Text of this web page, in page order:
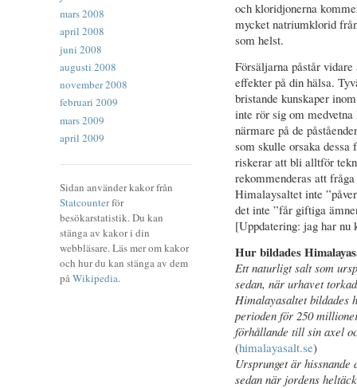
mars 2008
april 2008
juni 2008
augusti 2008
november 2008
februari 2009
mars 2009
april 2009
Sidan använder kakor från
Statcounterför
besökarstatistik. Du kan
stänga av kakor i din
webbläsare. Läs mer om kakor
och hur du kan stänga av dem
påWikipedia.
och kloridjonerna
mycket natriumklorid
som helst.
Försäljarna påstår
effekter på din hälsa.
bristande kunskaper
inte rör sig om
närmare på de
som skulle orsaka dessa
riskerar att bli alltför
rekommenderas att
Himalaysaltet inte
det inte ”får giftiga
[Uppdatering: jag har nu
Hur bildades
Ett naturligt salt som
sedan, när urhavet
Himalayasaltet bildades
perioden för 250
förhållande till sin axel
(himalayasalt.se)
Ursprunget är
sedan när jordens